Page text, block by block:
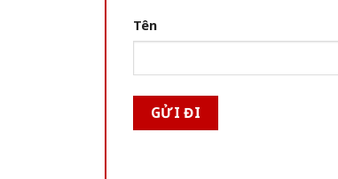
Tên